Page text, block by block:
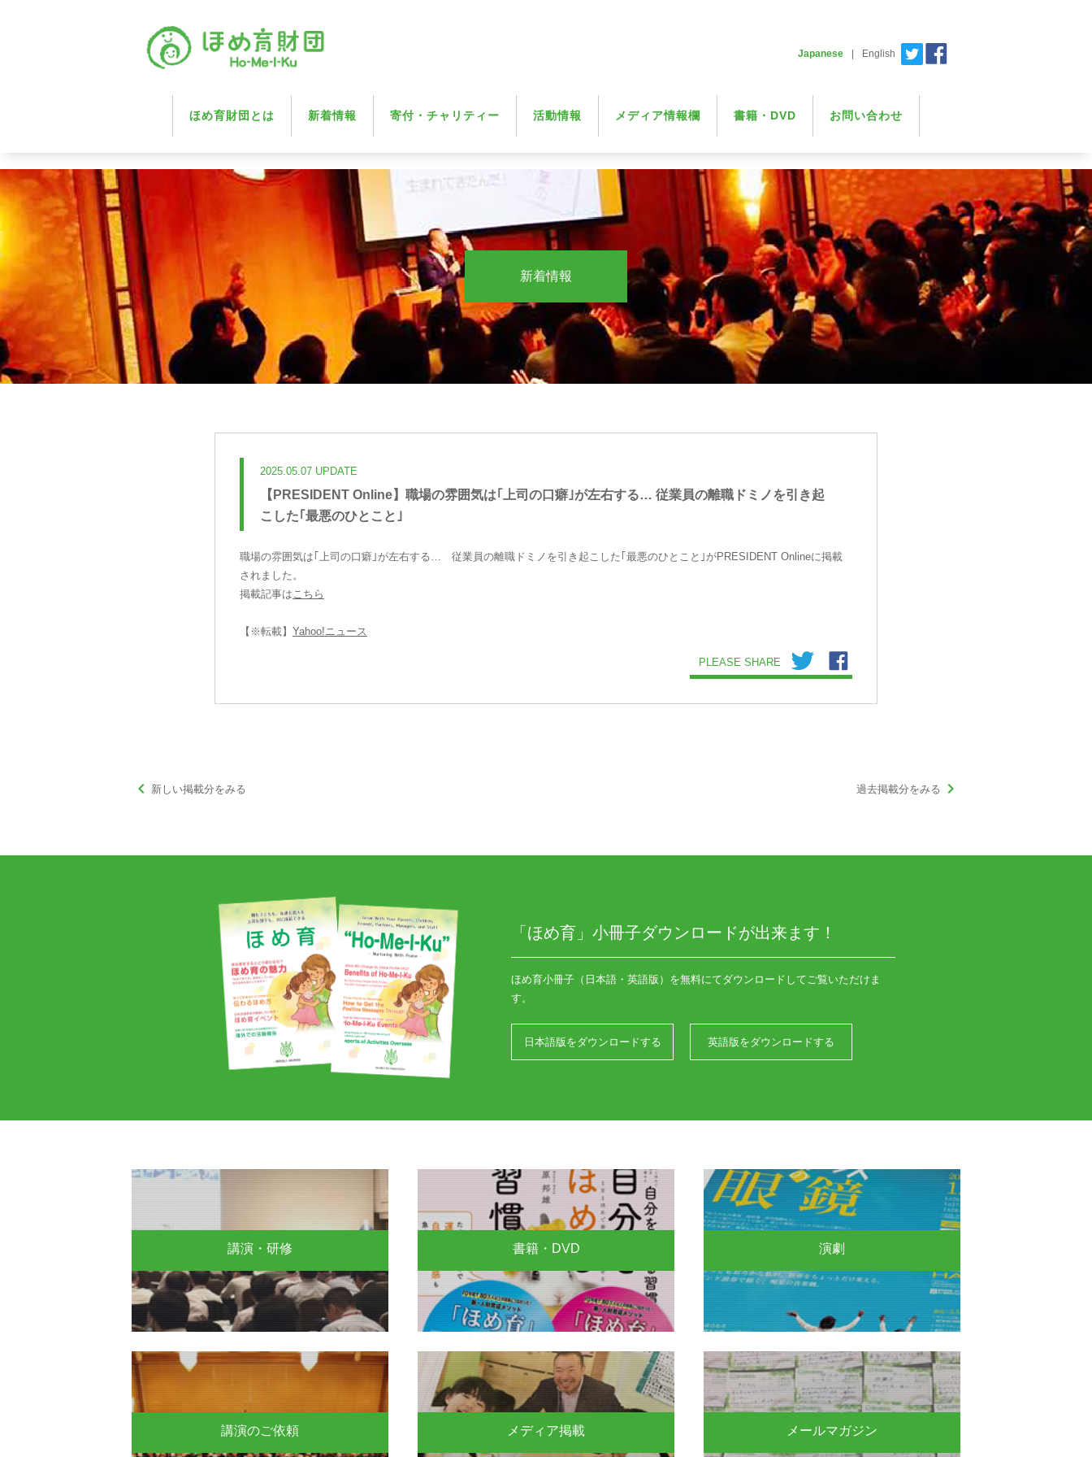
Japanese English
ほめ育財団とは 新着情報 寄付・チャリティー 活動情報 メディア情報欄 書籍・DVD お問い合わせ
新着情報
2025.05.07 UPDATE
【PRESIDENT Online】職場の雰囲気は｢上司の口癖｣が左右する… 従業員の離職ドミノを引き起
こした｢最悪のひとこと｣
職場の雰囲気は｢上司の口癖｣が左右する… 従業員の離職ドミノを引き起こした｢最悪のひとこと｣がPRESIDENT Onlineに掲載
されました。
掲載記事は こちら
【※転載】 Yahoo!ニュース
PLEASE SHARE
keyboard_arrow_left 新しい掲載分をみる 過去掲載分をみる keyboard_arrow_right
「ほめ育」小冊子ダウンロードが出来ます！
ほめ育小冊子（日本語・英語版）を無料にてダウンロードしてご覧いただけま
す。
日本語版をダウンロードする 英語版をダウンロードする
講演・研修 書籍・DVD 演劇
講演のご依頼 メディア掲載 メールマガジン